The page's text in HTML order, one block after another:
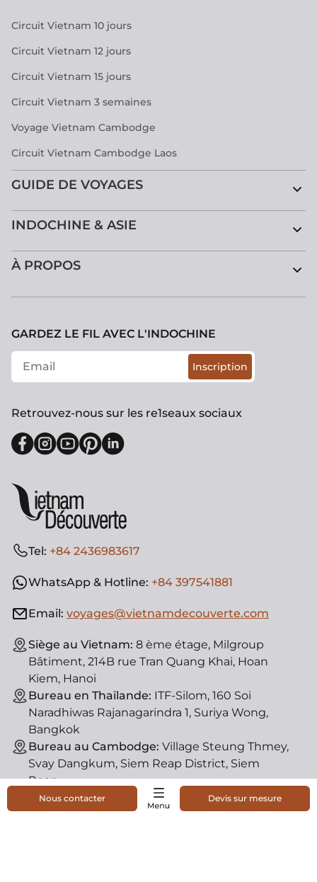
Nous contacter Devis sur mesure
Circuit Vietnam 10 jours
Circuit Vietnam 12 jours
Circuit Vietnam 15 jours
Circuit Vietnam 3 semaines
Voyage Vietnam Cambodge
Circuit Vietnam Cambodge Laos
GUIDE DE VOYAGES
INDOCHINE & ASIE
À PROPOS
Tel: +84 2436983617
WhatsApp & Hotline: +84 397541881
Email: voyages@vietnamdecouverte.com
Siège au Vietnam: 8 ème étage, Milgroup
Bâtiment, 214B rue Tran Quang Khai, Hoan
Kiem, Hanoi
Bureau en Thaïlande: ITF-Silom, 160 Soi
Naradhiwas Rajanagarindra 1, Suriya Wong,
Bangkok
Bureau au Cambodge: Village Steung Thmey,
Svay Dangkum, Siem Reap District, Siem
Reap
GARDEZ LE FIL AVEC L'INDOCHINE
Inscription
Retrouvez-nous sur les re1seaux sociaux